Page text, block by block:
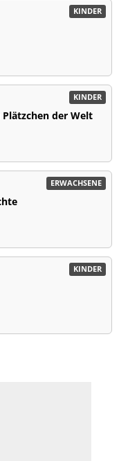
KINDER
KINDER
der Welt
ERWACHSENE
KINDER